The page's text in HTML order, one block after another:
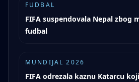
FUDBAL
FIFA suspendovala Nepal zbog
fudbal
MUNDIJAL 2026
FIFA odrezala kaznu Katarcu